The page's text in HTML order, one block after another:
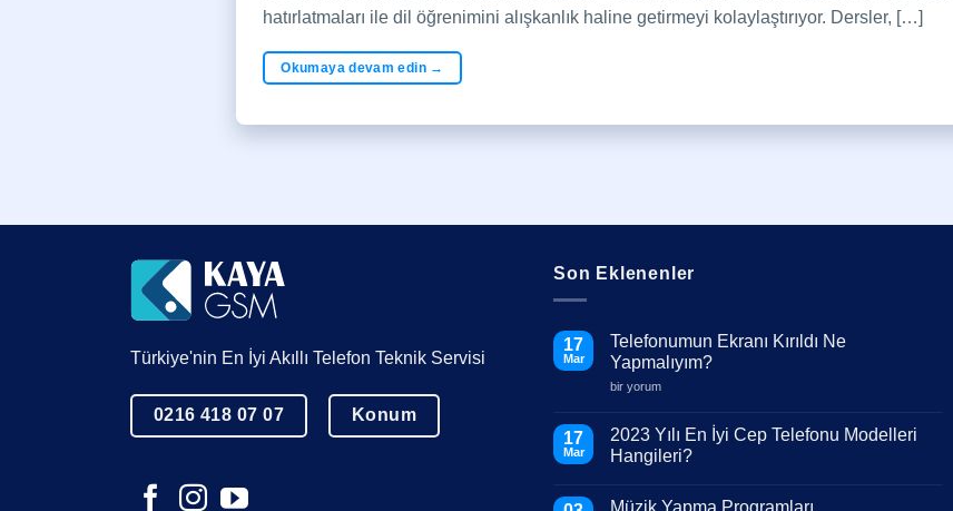
hatırlatmaları ile dil öğrenimini alışkanlık haline getirmeyi kolaylaştırıyor. Dersler, […]
Okumaya devam edin →
Türkiye'nin En İyi Akıllı Telefon Teknik Servisi
0216 418 07 07 Konum
Son Eklenenler
17
Mar
Telefonumun Ekranı Kırıldı Ne
Yapmalıyım?
Telefonumun
Ne
Yapmalıyım?
için
bir yorum
17
Mar
2023 Yılı En İyi Cep Telefonu Modelleri
Hangileri?
2023